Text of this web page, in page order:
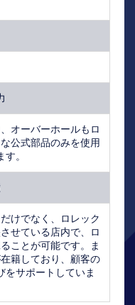
オーバーホールもロ
公式部品のみを使用
。
けでなく、ロレック
せている店内で、ロ
ことが可能です。ま
籍しており、顧客の
をサポートしていま